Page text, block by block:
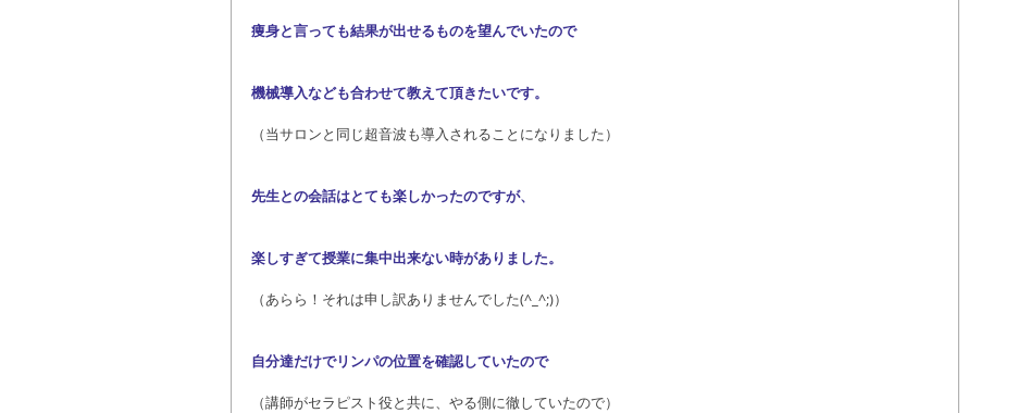
痩身と言っても結果が出せるものを望んでいたので
機械導入なども合わせて教えて頂きたいです。
（当サロンと同じ超音波も導入されることになりました）
先生との会話はとても楽しかったのですが、
楽しすぎて授業に集中出来ない時がありました。
（あらら！それは申し訳ありませんでした(^_^;)）
自分達だけでリンパの位置を確認していたので
（講師がセラピスト役と共に、やる側に徹していたので）